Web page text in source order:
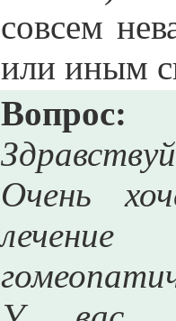
совсем
или иным
Вопрос:
Очень